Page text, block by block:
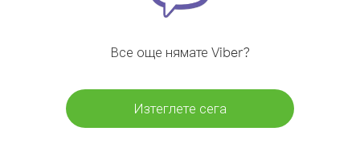
Все още нямате Viber?
Изтеглете сега